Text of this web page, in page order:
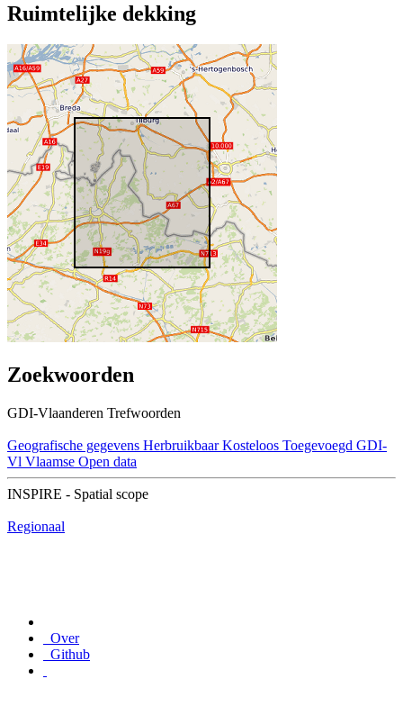
Ruimtelijke dekking
Zoekwoorden
GDI-Vlaanderen Trefwoorden
Geografische gegevens Herbruikbaar Kosteloos Toegevoegd GDI-
Vl Vlaamse Open data
INSPIRE - Spatial scope
Regionaal
Over
Github